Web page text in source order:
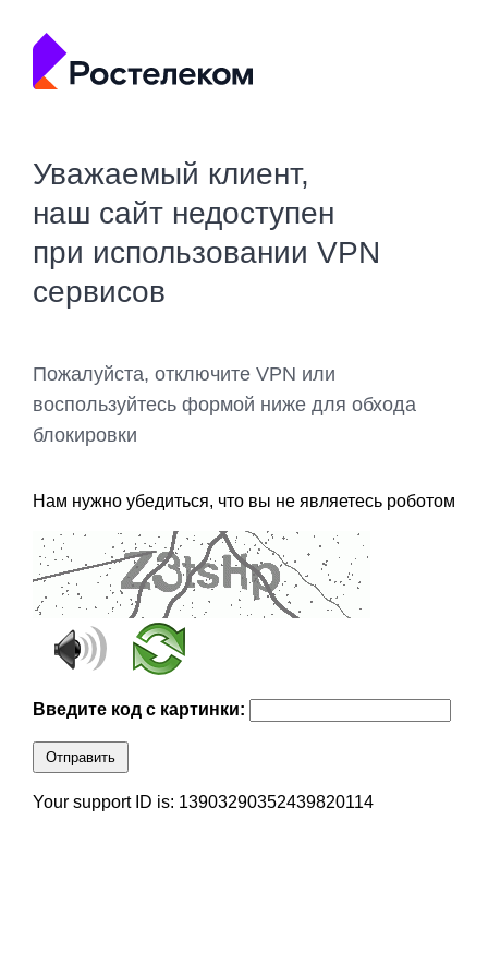
Уважаемый клиент,
наш сайт недоступен
при использовании VPN
сервисов
Пожалуйста, отключите VPN или
воспользуйтесь формой ниже для обхода
блокировки
Нам нужно убедиться, что вы не являетесь роботом
Введите код с картинки:
Отправить
Your support ID is: 13903290352439820114